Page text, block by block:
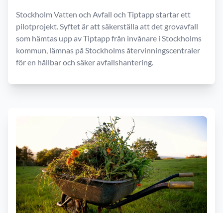
Stockholm Vatten och Avfall och Tiptapp startar ett
pilotprojekt. Syftet är att säkerställa att det grovavfall
som hämtas upp av Tiptapp från invånare i Stockholms
kommun, lämnas på Stockholms återvinningscentraler
för en hållbar och säker avfallshantering.